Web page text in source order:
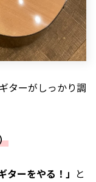
ターがしっかり調
ターをやる！」 と